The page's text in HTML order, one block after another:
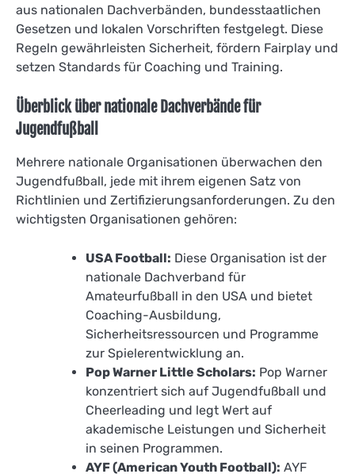
aus nationalen Dachverbänden, bundesstaatlichen
Gesetzen und lokalen Vorschriften festgelegt. Diese
Regeln gewährleisten Sicherheit, fördern Fairplay und
setzen Standards für Coaching und Training.
Überblick über nationale Dachverbände für
Jugendfußball
Mehrere nationale Organisationen überwachen den
Jugendfußball, jede mit ihrem eigenen Satz von
Richtlinien und Zertifizierungsanforderungen. Zu den
wichtigsten Organisationen gehören:
USA Football: Diese Organisation ist der
nationale Dachverband für
Amateurfußball in den USA und bietet
Coaching-Ausbildung,
Sicherheitsressourcen und Programme
zur Spielerentwicklung an.
Pop Warner Little Scholars: Pop Warner
konzentriert sich auf Jugendfußball und
Cheerleading und legt Wert auf
akademische Leistungen und Sicherheit
in seinen Programmen.
AYF (American Youth Football): AYF